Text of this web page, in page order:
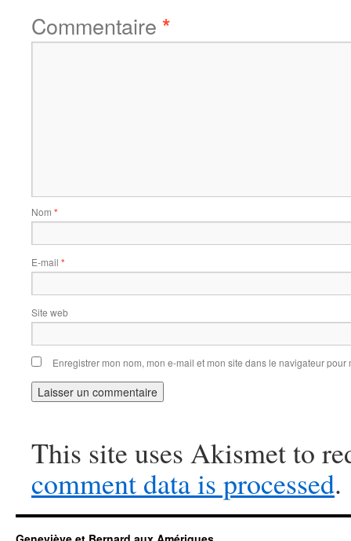
Commentaire *
Nom *
E-mail *
Site web
Enregistrer mon nom, mon e-mail et mon site dans le navigateur
This site uses Akismet to
comment data is processed.